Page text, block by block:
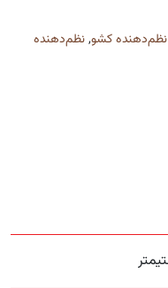
نظم‌دهنده کشو,نظم‌دهنده